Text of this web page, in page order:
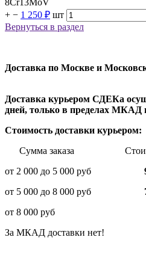
8Cr13MoV
+ − 1 250 ₽ шт
Вернуться в раздел
Доставка по Москве и
Доставка курьером СДЕКа
дней, только в пределах МКАД
Стоимость доставки курьером:
Сумма заказа
от 2 000 до 5 000 руб
от 5 000 до 8 000 руб
от 8 000 руб
За МКАД доставки нет!